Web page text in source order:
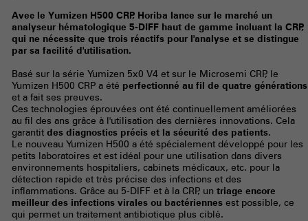
Avec le Yumizen H500 CRP, Horiba lance sur le marché un
analyseur hématologique 5-DIFF haut de gamme incluant la CRP,
qui ne nécessite que trois réactifs pour l'analyse et se distingue
par sa facilité d'utilisation.
Basé sur la série Yumizen 5x0 V4 et sur le Microsemi CRP, le
Yumizen H500 CRP a été perfectionné au fil de quatre générations
et a fait ses preuves.
Ces technologies éprouvées ont été continuellement améliorées
au fil des ans grâce à l'utilisation des dernières innovations. Cela
garantit des diagnostics précis et la sécurité des patients.
Le nouveau Yumizen H500 a été spécialement développé pour les
petits laboratoires et est idéal pour une utilisation dans divers
environnements hospitaliers, cabinets médicaux, etc. pour la
détection rapide et très précise des infections et des
inflammations. Grâce au 5-DIFF et à la CRP, un triage encore
meilleur des infections virales ou bactériennesest possible, ce
qui permet un traitement antibiotique plus ciblé.